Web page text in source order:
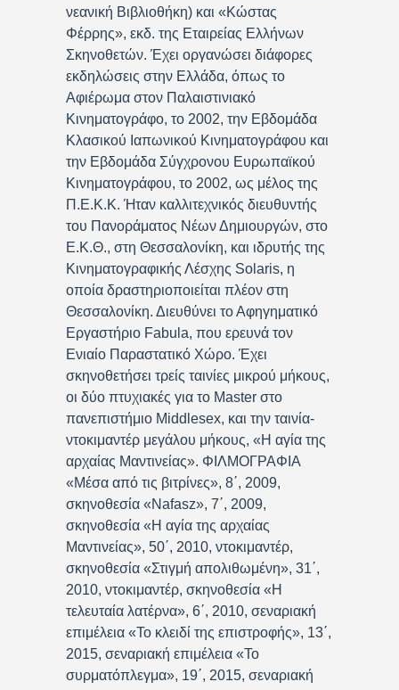
νεανική Βιβλιοθήκη) και «Κώστας
Φέρρης», εκδ. της Εταιρείας Ελλήνων
Σκηνοθετών. Έχει οργανώσει διάφορες
εκδηλώσεις στην Ελλάδα, όπως το
Αφιέρωμα στον Παλαιστινιακό
Κινηματογράφο, το 2002, την Εβδομάδα
Κλασικού Ιαπωνικού Κινηματογράφου και
την Εβδομάδα Σύγχρονου Ευρωπαϊκού
Κινηματογράφου, το 2002, ως μέλος της
Π.Ε.Κ.Κ. Ήταν καλλιτεχνικός διευθυντής
του Πανοράματος Νέων Δημιουργών, στο
Ε.Κ.Θ., στη Θεσσαλονίκη, και ιδρυτής της
Κινηματογραφικής Λέσχης Solaris, η
οποία δραστηριοποιείται πλέον στη
Θεσσαλονίκη. Διευθύνει το Αφηγηματικό
Εργαστήριο Fabula, που ερευνά τον
Ενιαίο Παραστατικό Χώρο. Έχει
σκηνοθετήσει τρείς ταινίες μικρού μήκους,
οι δύο πτυχιακές για το Master στο
πανεπιστήμιο Middlesex, και την ταινία-
ντοκιμαντέρ μεγάλου μήκους, «Η αγία της
αρχαίας Μαντινείας». ΦΙΛΜΟΓΡΑΦΙΑ
«Μέσα από τις βιτρίνες», 8΄, 2009,
σκηνοθεσία «Nafasz», 7΄, 2009,
σκηνοθεσία «Η αγία της αρχαίας
Μαντινείας», 50΄, 2010, ντοκιμαντέρ,
σκηνοθεσία «Στιγμή απολιθωμένη», 31΄,
2010, ντοκιμαντέρ, σκηνοθεσία «Η
τελευταία λατέρνα», 6΄, 2010, σεναριακή
επιμέλεια «Το κλειδί της επιστροφής», 13΄,
2015, σεναριακή επιμέλεια «Το
συρματόπλεγμα», 19΄, 2015, σεναριακή